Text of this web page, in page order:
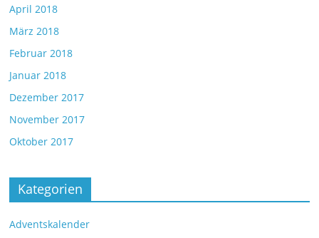
April 2018
März 2018
Februar 2018
Januar 2018
Dezember 2017
November 2017
Oktober 2017
Kategorien
Adventskalender